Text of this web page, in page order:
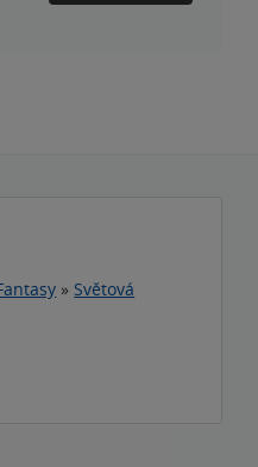
» Světová